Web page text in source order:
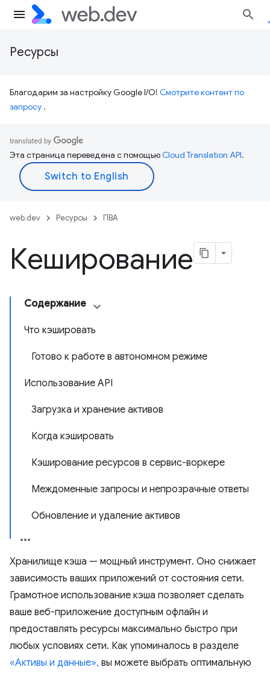
Ресурсы
Благодарим за настройку Google I/O! Смотрите контент по
запросу .
Эта страница переведена с помощьюCloud Translation API.
web.dev Ресурсы ПВА
Кеширование
Содержание
Что кэшировать
Готово к работе в автономном режиме
Использование API
Загрузка и хранение активов
Когда кэшировать
Кэширование ресурсов в сервис-воркере
Междоменные запросы и непрозрачные ответы
Обновление и удаление активов
Хранилище кэша — мощный инструмент. Оно снижает
зависимость ваших приложений от состояния сети.
Грамотное использование кэша позволяет сделать
ваше веб-приложение доступным офлайн и
предоставлять ресурсы максимально быстро при
любых условиях сети. Как упоминалось в разделе
«Активы и данные», вы можете выбрать оптимальную